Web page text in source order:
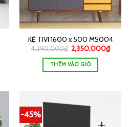
KỆ TIVI 1600 x 500 MS004
4,290,000₫ 2,350,000₫
THÊM VÀO GIỎ
-45%